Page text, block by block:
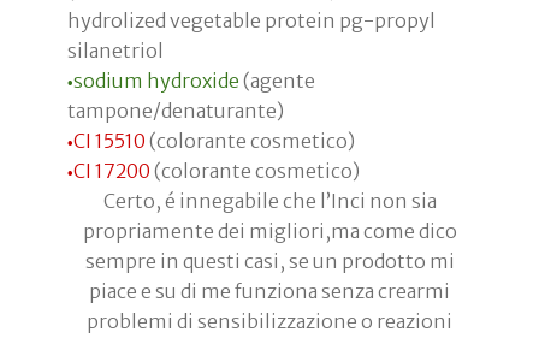
hydrolized vegetable protein pg-propyl
silanetriol
•sodium hydroxide (agente
tampone/denaturante)
•CI 15510 (colorante cosmetico)
•CI 17200 (colorante cosmetico)
Certo, é innegabile che l’Inci non sia
propriamente dei migliori,ma come dico
sempre in questi casi, se un prodotto mi
piace e su di me funziona senza crearmi
problemi di sensibilizzazione o reazioni